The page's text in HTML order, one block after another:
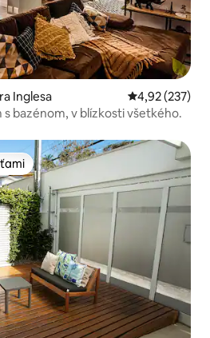
Inglesa Priemerné
4,92 (237)
s bazénom, v blízkosti všetkého.
hosťami